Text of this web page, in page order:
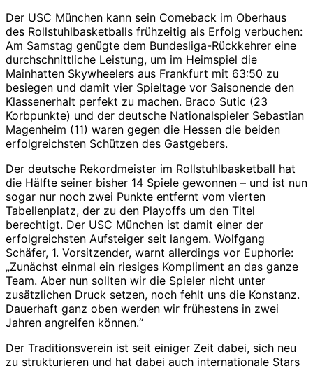
Der USC München kann sein Comeback im Oberhaus
des Rollstuhlbasketballs frühzeitig als Erfolg verbuchen:
Am Samstag genügte dem Bundesliga-Rückkehrer eine
durchschnittliche Leistung, um im Heimspiel die
Mainhatten Skywheelers aus Frankfurt mit 63:50 zu
besiegen und damit vier Spieltage vor Saisonende den
Klassenerhalt perfekt zu machen. Braco Sutic (23
Korbpunkte) und der deutsche Nationalspieler Sebastian
Magenheim (11) waren gegen die Hessen die beiden
erfolgreichsten Schützen des Gastgebers.
Der deutsche Rekordmeister im Rollstuhlbasketball hat
die Hälfte seiner bisher 14 Spiele gewonnen – und ist nun
sogar nur noch zwei Punkte entfernt vom vierten
Tabellenplatz, der zu den Playoffs um den Titel
berechtigt. Der USC München ist damit einer der
erfolgreichsten Aufsteiger seit langem. Wolfgang
Schäfer, 1. Vorsitzender, warnt allerdings vor Euphorie:
„Zunächst einmal ein riesiges Kompliment an das ganze
Team. Aber nun sollten wir die Spieler nicht unter
zusätzlichen Druck setzen, noch fehlt uns die Konstanz.
Dauerhaft ganz oben werden wir frühestens in zwei
Jahren angreifen können.“
Der Traditionsverein ist seit einiger Zeit dabei, sich neu
zu strukturieren und hat dabei auch internationale Stars